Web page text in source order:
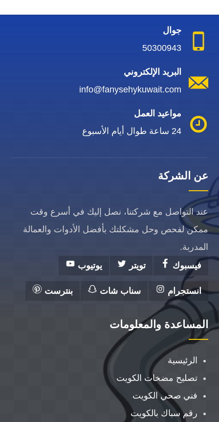
جوال
50300943
البريد الإلكتروني
info@fanysehykuwait.com
مواعيد العمل
24 ساعة طوال أيام الأسبوع
عن الشركة
عند التواصل مع شركتنا، نصل إليك في أسرع وقت
ممكن لفحص وحل مشكلتك بأفضل الأدوات والعمالة
المدربة.
فيسبوك
تويتر يوتيوب
انستجرام سناب شات بنترست
المساعدة والمعلومات
الرئيسية
تصليح مضخات الكويت
فني صحي الكويت
رقم سباك بالكويت